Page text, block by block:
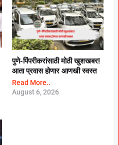
पुणे-पिंपरीकरांसाठी मोठी खुशखबर!
आता प्रवास होणार आणखी स्वस्त
Read More..
August 6, 2026